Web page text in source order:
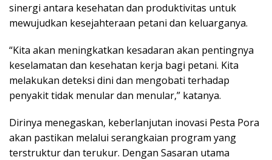
sinergi antara kesehatan dan produktivitas untuk
mewujudkan kesejahteraan petani dan keluarganya.
“Kita akan meningkatkan kesadaran akan pentingnya
keselamatan dan kesehatan kerja bagi petani. Kita
melakukan deteksi dini dan mengobati terhadap
penyakit tidak menular dan menular,” katanya.
Dirinya menegaskan, keberlanjutan inovasi Pesta Pora
akan pastikan melalui serangkaian program yang
terstruktur dan terukur. Dengan Sasaran utama